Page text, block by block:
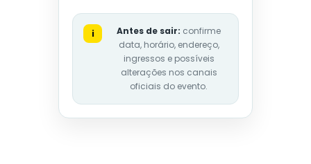
i Antes de sair: confirme
data, horário, endereço,
ingressos e possíveis
alterações nos canais
oficiais do evento.